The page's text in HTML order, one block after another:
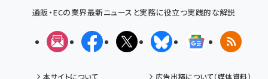
通販・ECの業界最新ニュースと実務に役立つ実践的な解説
メルマガFacebookX(エックス)BlueskyGoogleニュ
RSS
本サイトについて
広告出稿について（媒体資料）